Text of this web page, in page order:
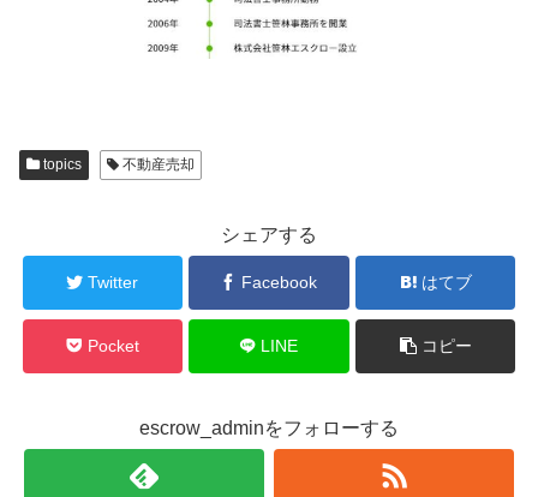
topics 不動産売却
シェアする
Twitter Facebook はてブ
Pocket LINE コピー
escrow_adminをフォローする